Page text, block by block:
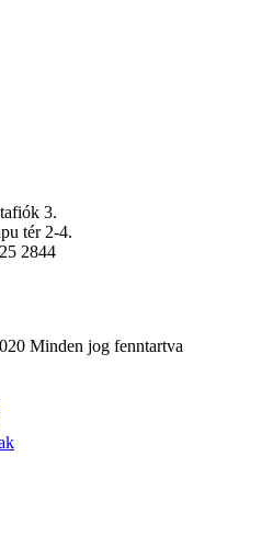
3.
tér 2-4.
2844
Minden jog fenntartva